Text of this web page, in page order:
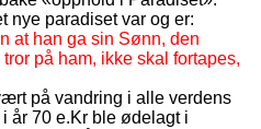
nye paradiset var og er:
at han ga sin Sønn, den
på ham, ikke skal fortapes,
på vandring i alle verdens
år 70 e.Kr ble ødelagt i